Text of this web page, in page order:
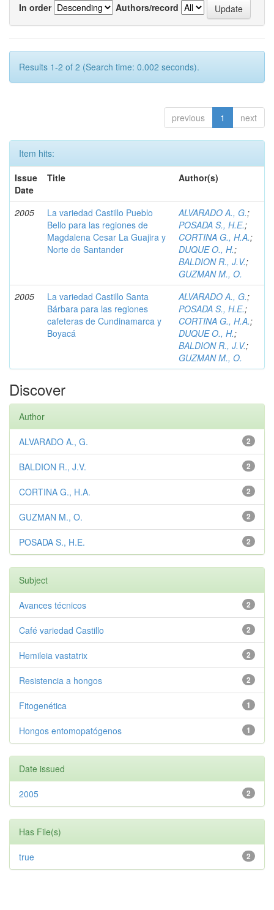
In order
Authors/record
Results 1-2 of 2 (Search time: 0.002 seconds).
previous 1 next
Item hits:
Issue
Date
Title Author(s)
2005
La variedad Castillo Pueblo
Bello para las regiones de
Magdalena Cesar La Guajira y
Norte de Santander
ALVARADO A., G.;
POSADA S., H.E.;
CORTINA G., H.A.;
DUQUE O., H.;
BALDION R., J.V.;
GUZMAN M., O.
2005
La variedad Castillo Santa
Bárbara para las regiones
cafeteras de Cundinamarca y
Boyacá
ALVARADO A., G.;
POSADA S., H.E.;
CORTINA G., H.A.;
DUQUE O., H.;
BALDION R., J.V.;
GUZMAN M., O.
Discover
Author
2
ALVARADO A., G.
2
BALDION R., J.V.
2
CORTINA G., H.A.
2
GUZMAN M., O.
2
POSADA S., H.E.
Subject
2
Avances técnicos
2
Café variedad Castillo
2
Hemileia vastatrix
2
Resistencia a hongos
1
Fitogenética
1
Hongos entomopatógenos
Date issued
2
2005
Has File(s)
2
true